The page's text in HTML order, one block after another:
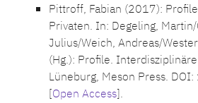
Pittroff, Fabian (2017):
Privaten. In: Degeling,
Julius/Weich, Andreas/
(Hg.): Profile.
Lüneburg, Meson Press.
[Open Access].